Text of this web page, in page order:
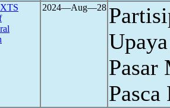
2024―Aug―28
Pasar